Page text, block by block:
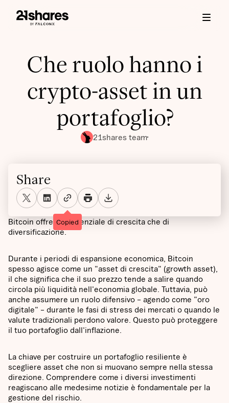
Che ruolo hanno i
crypto-asset in un
portafoglio?
21shares team
Bitcoin offre sia potenziale di crescita che di
diversificazione.
Durante i periodi di espansione economica, Bitcoin
spesso agisce come un "asset di crescita" (growth asset),
il che significa che il suo prezzo tende a salire quando
circola più liquidità nell'economia globale. Tuttavia, può
anche assumere un ruolo difensivo – agendo come "oro
digitale" – durante le fasi di stress dei mercati o quando le
valute tradizionali perdono valore. Questo può proteggere
il tuo portafoglio dall'inflazione.
La chiave per costruire un portafoglio resiliente è
scegliere asset che non si muovano sempre nella stessa
direzione. Comprendere come i diversi investimenti
reagiscano alle medesime notizie è fondamentale per la
gestione del rischio.
Share
Copied